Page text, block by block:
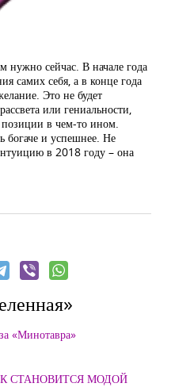
нужно сейчас. В начале года
самих себя, а в конце года
Это не будет
или гениальности,
позиции в чем-то ином.
богаче и успешнее. Не
в 2018 году – она
«Минотавра»
СТАНОВИТСЯ МОДОЙ